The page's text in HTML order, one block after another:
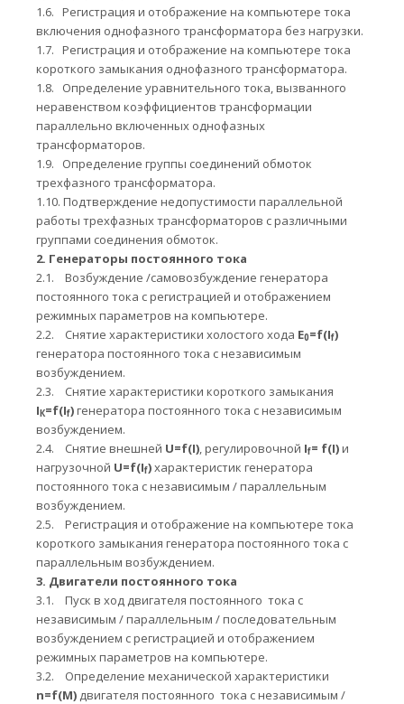
1.6. Регистрация и отображение на компьютере тока
включения однофазного трансформатора без нагрузки.
1.7. Регистрация и отображение на компьютере тока
короткого замыкания однофазного трансформатора.
1.8.
Определение уравнительного тока, вызванного
неравенством коэффициентов трансформации
параллельно включенных однофазных
трансформаторов.
1.9.
Определение группы соединений обмоток
трехфазного трансформатора.
1.10. Подтверждение недопустимости параллельной
работы трехфазных трансформаторов с различными
группами соединения обмоток.
2. Генераторы постоянного тока
2.1.
Возбуждение /самовозбуждение генератора
постоянного тока с регистрацией и отображением
режимных параметров на компьютере.
2.2.
Снятие характеристики холостого хода E0=f(If)
генератора постоянного тока с независимым
возбуждением.
2.3.
Снятие характеристики короткого замыкания
I К=f(If)генератора постоянного тока с независимым
возбуждением.
2.4.
Снятие внешней U=f(I), регулировочной If= f(I)и
нагрузочной U=f(If)характеристик генератора
постоянного тока с независимым / параллельным
возбуждением.
2.5.
Регистрация и отображение на компьютере тока
короткого замыкания генератора постоянного тока с
параллельным возбуждением.
3. Двигатели постоянного тока
3.1.
Пуск в ход двигателя постоянного тока с
независимым / параллельным / последовательным
возбуждением с регистрацией и отображением
режимных параметров на компьютере.
3.2.
Определение механической характеристики
n=f(M) двигателя постоянного тока с независимым /